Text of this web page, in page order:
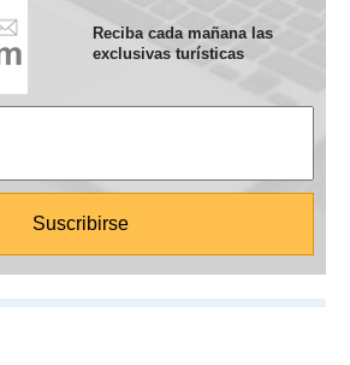
Reciba cada mañana las
exclusivas turísticas